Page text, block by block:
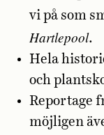
vi på som
Hartlepool.
Hela
och
Reportage
möjligen